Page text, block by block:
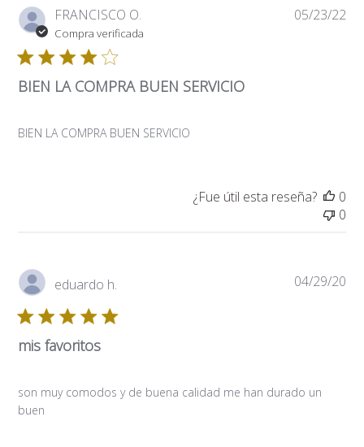
FRANCISCO O.
Compra verificada
BIEN LA COMPRA BUEN SERVICIO
BIEN LA COMPRA BUEN SERVICIO
05/23/22
¿Fue útil esta reseña?
0
0
eduardo h.
mis favoritos
son muy comodos y de buena calidad me han durado un
buen
04/29/20